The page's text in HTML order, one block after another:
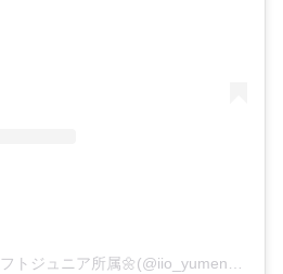
飯尾夢奏🌼スペースクラフトジュニア所属🌼(@iio_yumena_official)がシェアした投稿